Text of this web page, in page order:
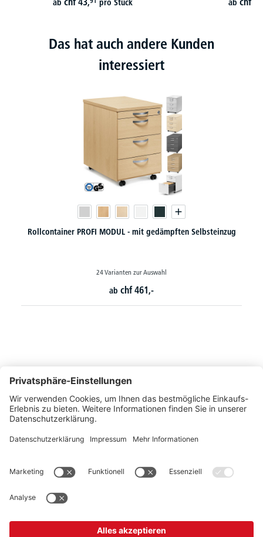
ab pro Stück ab
Das hat auch andere Kunden
interessiert
Standcontainer PROFI MODUL - mit gedämpftem Selbsteinzug
18 Varianten zur Auswahl
abchf 604,-
Montags bis Freitags von 08:30 - 17:00 Uhr
+41 44 240 / 11 55
+41 44 240 / 11 57
info@office-trade.ch
vergleichbare Institutionen.